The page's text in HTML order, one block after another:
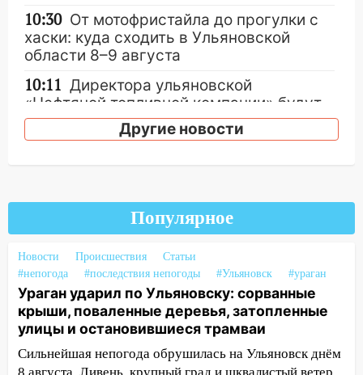
10:30 От мотофристайла до прогулки с
хаски: куда сходить в Ульяновской
области 8–9 августа
10:11 Директора ульяновской
«Нефтяной топливной компании» будут
судить за неуплату 48,4 млн рублей
налогов
пешеходы. Обзор крупных аварий в
Ульяновской области
08:30
Поджог со свечой, 16 сгоревших
домов и выстрел за водку
07:50 Какая погоды будет днем 8
августа
06:45 Императорский мост в
Ульяновске останется закрытым до
Другие новости
Популярное
Новости Происшествия
Статьи
#непогода
#последствия непогоды #Ульяновск #ураган
Ураган ударил по Ульяновску: сорванные
крыши, поваленные деревья, затопленные
улицы и остановившиеся трамваи
Сильнейшая непогода обрушилась на Ульяновск днём